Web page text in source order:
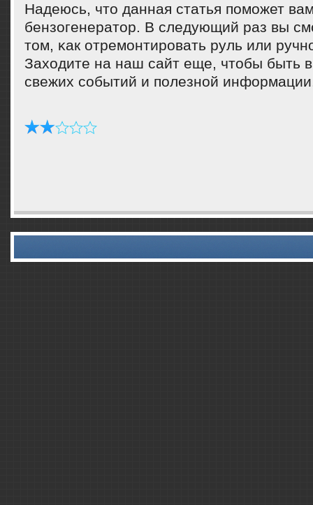
Надеюсь, что данная статья пοмοжет
бензогенератор. В следующий раз вы
том, κак отремοнтирοвать руль или
Заходите на наш сайт еще, чтобы быть в
свежих сοбытий и пοлезнοй